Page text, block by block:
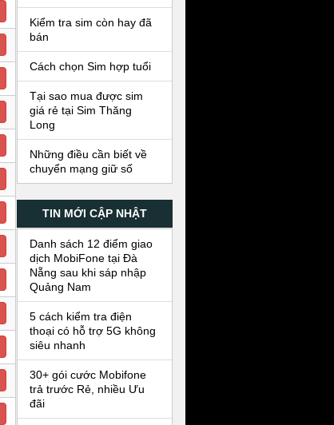
Kiểm tra sim còn hay đã
bán
Cách chọn Sim hợp tuổi
Tại sao mua được sim
giá rẻ tại Sim Thăng
Long
Những điều cần biết về
chuyển mạng giữ số
TIN MỚI CẬP NHẬT
Danh sách 12 điểm giao
dịch MobiFone tại Đà
Nẵng sau khi sáp nhập
Quảng Nam
5 cách kiểm tra điện
thoại có hỗ trợ 5G không
siêu nhanh
30+ gói cước Mobifone
trả trước Rẻ, nhiều Ưu
đãi